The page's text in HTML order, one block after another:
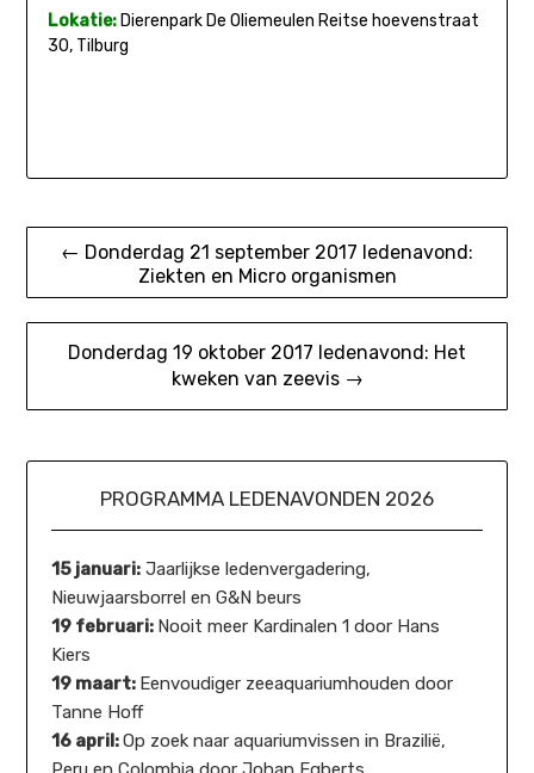
Lokatie:Dierenpark De Oliemeulen Reitse hoevenstraat
30, Tilburg
Bericht
navigatie
← Donderdag 21 september 2017 ledenavond:
Ziekten en Micro organismen
Donderdag 19 oktober 2017 ledenavond: Het
kweken van zeevis →
PROGRAMMA LEDENAVONDEN 2026
15 januari: Jaarlijkse ledenvergadering,
Nieuwjaarsborrel en G&N beurs
19 februari: Nooit meer Kardinalen 1 door Hans
Kiers
19 maart: Eenvoudiger zeeaquariumhouden door
Tanne Hoff
16 april:Op zoek naar aquariumvissen in Brazilië,